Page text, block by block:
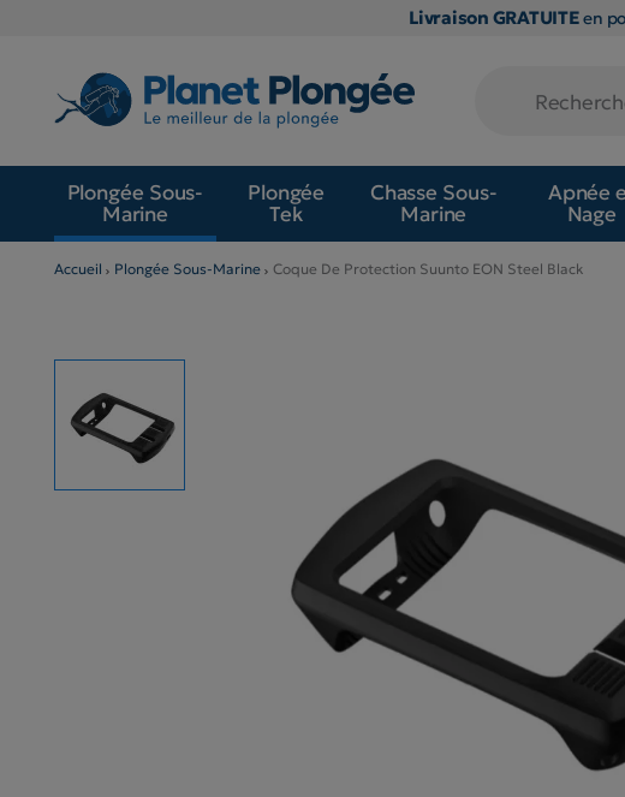
Livraison GRATUITEen
Plongée Sous-
Marine
Plongée
Tek
Chasse Sous-
Marine
Apnée
Nage
Accueil Plongée Sous-Marine Coque De Protection Suunto EON Steel Black